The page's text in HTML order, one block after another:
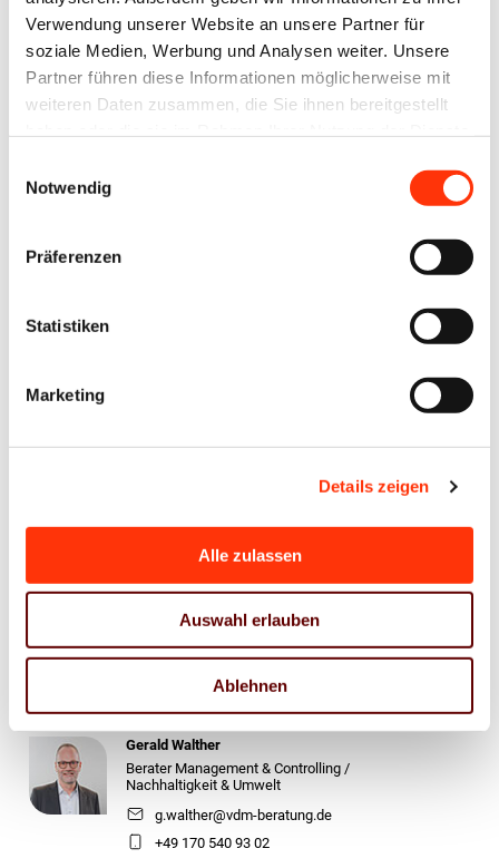
Verwendung unserer Website an unsere Partner für
soziale Medien, Werbung und Analysen weiter. Unsere
Partner führen diese Informationen möglicherweise mit
weiteren Daten zusammen, die Sie ihnen bereitgestellt
Notwendig
Präferenzen
Statistiken
Marketing
Details zeigen
Alle zulassen
Auswahl erlauben
Ablehnen
Ansprechpartner
Stefan Brunken
Umwelt & Nachhaltigkeit
s.brunken@vdm-beratung.de
+49 177 599 00 15
Gerald Walther
Berater Management & Controlling /
Nachhaltigkeit & Umwelt
g.walther@vdm-beratung.de
+49 170 540 93 02